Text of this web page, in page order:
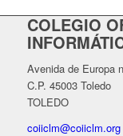
COLEGIO
Avenida de Europa
C.P. 45003 Toledo
TOLEDO
coiiclm@coiiclm.org